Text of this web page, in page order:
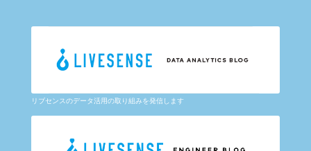
リブセンスのデータ活用の取り組みを発信します